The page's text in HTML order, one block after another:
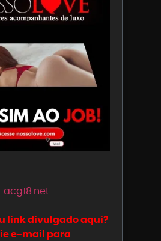
acg18.net
link divulgado aqui?
e-mail para